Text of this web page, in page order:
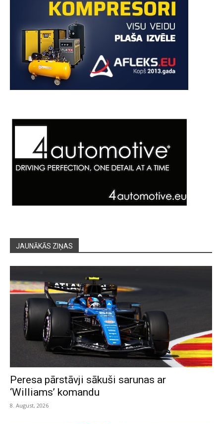
JAUNĀKĀS ZIŅAS
Peresa pārstāvji sākuši sarunas ar
‘Williams’ komandu
8. August, 2026